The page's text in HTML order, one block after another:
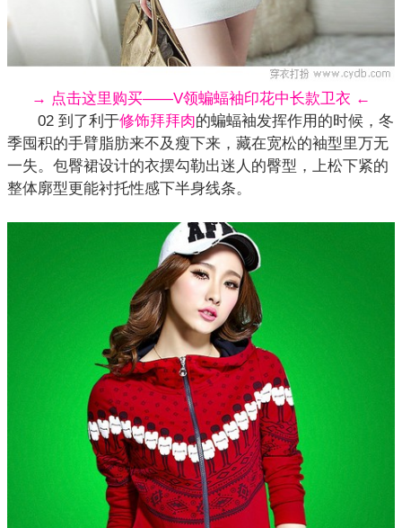
→ 点击这里购买——V领蝙蝠袖印花中长款卫衣 ←
02 到了利于修饰拜拜肉的蝙蝠袖发挥作用的时候，冬
季囤积的手臂脂肪来不及瘦下来，藏在宽松的袖型里万无
一失。包臀裙设计的衣摆勾勒出迷人的臀型，上松下紧的
整体廓型更能衬托性感下半身线条。